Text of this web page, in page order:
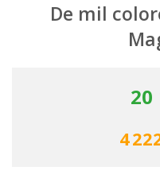
De mil
20
4